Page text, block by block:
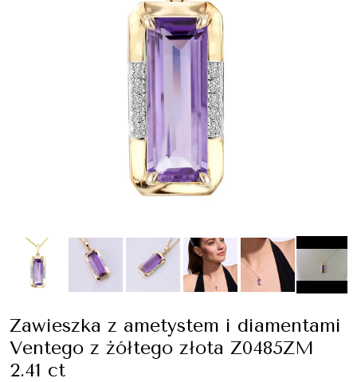
Zawieszka z ametystem i diamentami
Ventego z żółtego złota Z0485ZM
2.41 ct